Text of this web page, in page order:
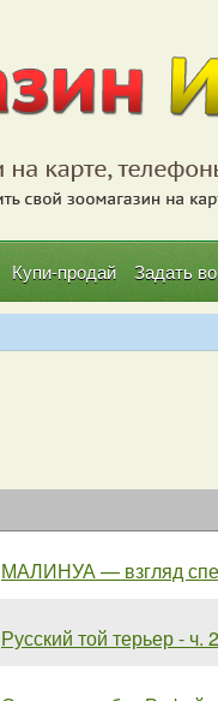
Купи-продай Задать
МАЛИНУА — взгляд
Русский той терьер - ч. 2